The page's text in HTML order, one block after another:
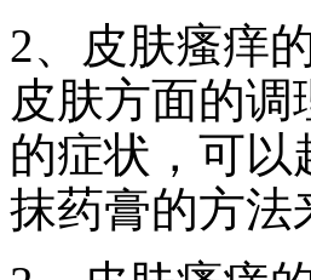
2、皮肤瘙痒
皮肤方面的
的症状，可以
抹药膏的方法